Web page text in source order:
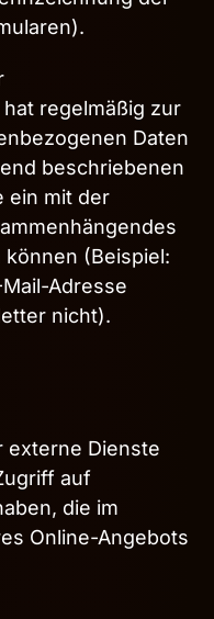
regelmäßig zur
Daten
beschriebenen
ein mit der
(Beispiel:
Adresse
nicht).
externe Dienste
auf
die im
Online-Angebots